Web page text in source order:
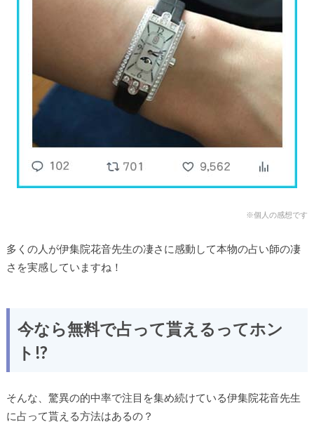
※個人の感想です
多くの人が伊集院花音先生の凄さに感動して本物の占い師の凄
さを実感していますね！
今なら無料で占って貰えるってホン
ト!?
そんな、 驚異の的中率で注目を集め続けている伊集院花音先生
に占って貰える方法はあるの？